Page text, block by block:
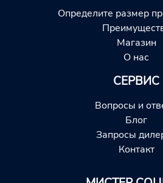
Определите размер
Магазин
О нас
СЕРВИС
Вопросы и
Блог
Запросы
Контакт